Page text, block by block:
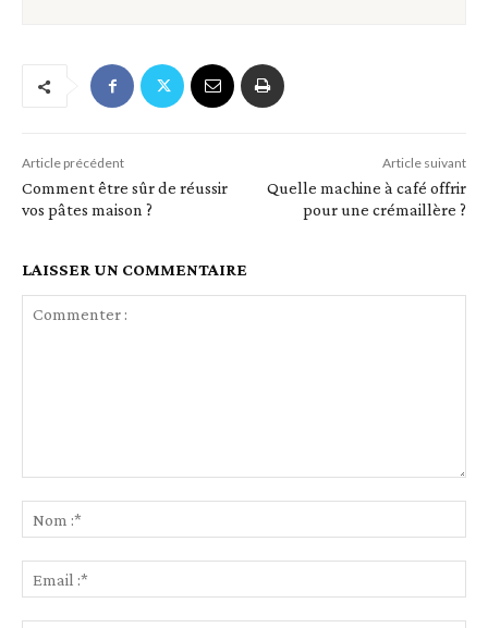
Article précédent
Comment être sûr de réussir
vos pâtes maison ?
Article suivant
Quelle machine à café offrir
pour une crémaillère ?
LAISSER UN COMMENTAIRE
:*
:*